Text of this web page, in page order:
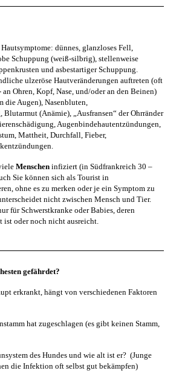
dünnes, glanzloses Fell,
Schuppung (weiß-silbrig), stellenweise
und asbestartiger Schuppung.
ulzeröse Hautveränderungen auftreten (oft
an Ohren, Kopf, Nase, und/oder an den Beinen)
die Augen), Nasenbluten,
(Anämie), „Ausfransen“ der Ohrränder
Augenbindehautentzündungen,
Mattheit, Durchfall, Fieber,
Menschen infiziert (in Südfrankreich 30 –
Sie können sich als Tourist in
ohne es zu merken oder je ein Symptom zu
nicht zwischen Mensch und Tier.
für Schwerstkranke oder Babies, deren
ist oder noch nicht ausreicht.
gefährdet?
erkrankt, hängt von verschiedenen Faktoren
hat zugeschlagen (es gibt keinen Stamm,
des Hundes und wie alt ist er? (Junge
die Infektion oft selbst gut bekämpfen)